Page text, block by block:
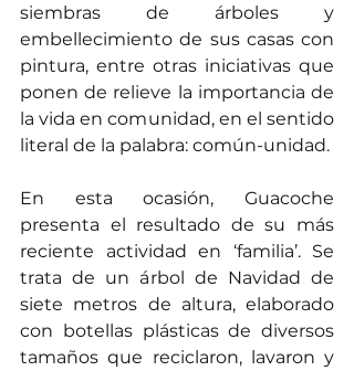
siembras de árboles y
embellecimiento de sus casas con
pintura, entre otras iniciativas que
ponen de relieve la importancia de
la vida en comunidad, en el sentido
literal de la palabra: común-unidad.
En esta ocasión, Guacoche
presenta el resultado de su más
reciente actividad en ‘familia’. Se
trata de un árbol de Navidad de
siete metros de altura, elaborado
con botellas plásticas de diversos
tamaños que reciclaron, lavaron y